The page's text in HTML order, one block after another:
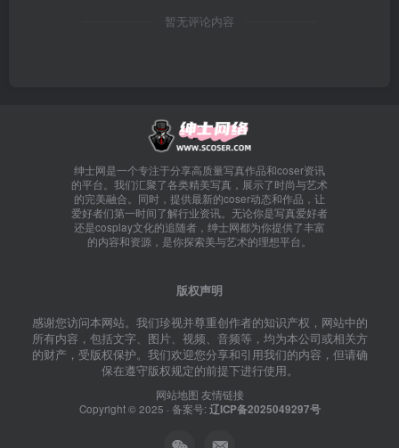
暂无评论内容
绅士网是一个专注于分享高质量写真作品和coser资讯
的平台。我们汇聚了各类精美写真，展示了时尚与艺术
的完美融合。同时，提供最新的coser动态和作品，让
爱好者们第一时间了解行业资讯。无论你是写真爱好者
还是cosplay文化的追随者，绅士网都为你提供了丰富
的内容和资源，是你探索美与艺术的理想平台。
版权声明
感谢您访问本网站。我们珍视并尊重创作者的知识产权，网站中的
所有内容，包括文字、图片、视频、音频等，均为本公司或相关方
的财产，受版权保护。我们欢迎您分享和引用我们的内容，但请确
保在遵守版权规定的前提下进行使用。
网站地图 友情链接
Copyright © 2025 · 备案号: 辽ICP备2025049297号